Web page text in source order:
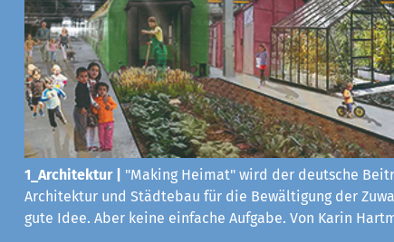
1_Architektur |
"Making Heimat" wird der deutsche
Architektur und Städtebau für die Bewältigung der
gute Idee. Aber keine einfache Aufgabe. Von Karin